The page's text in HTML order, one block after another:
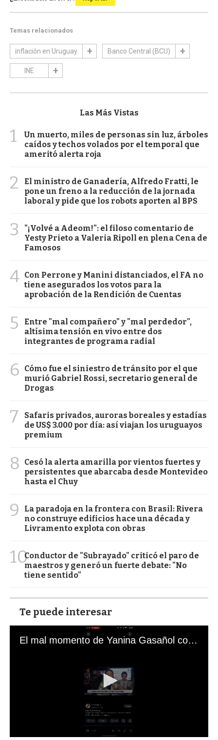
Temas relacionados
inflación en Uruguay Banco Central (BCU)
INE
Las Más Vistas
1
Un muerto, miles de personas sin luz, árboles
caídos y techos volados por el temporal que
ameritó alerta roja
2
El ministro de Ganadería, Alfredo Fratti, le
pone un freno a la reducción de la jornada
laboral y pide que los robots aporten al BPS
3
"¡Volvé a Adeom!": el filoso comentario de
Yesty Prieto a Valeria Ripoll en plena Cena de
Famosos
4 Con Perrone y Manini distanciados, el FA no
tiene asegurados los votos para la
aprobación de la Rendición de Cuentas
5
Entre "mal compañero" y "mal perdedor",
altísima tensión en vivo entre dos
integrantes de programa radial
6
Cómo fue el siniestro de tránsito por el que
murió Gabriel Rossi, secretario general de
Drogas
7
Safaris privados, auroras boreales y estadías
de US$ 3.000 por día: así viajan los uruguayos
premium
8
Cesó la alerta amarilla por vientos fuertes y
persistentes que abarcaba desde Montevideo
hasta el Chuy
9
La paradoja en la frontera con Brasil: Rivera
no construye edificios hace una década y
Livramento explota con obras
10Conductor de "Subrayado" criticó el paro de
maestros y generó un fuerte debate: "No
tiene sentido"
Te puede interesar
El mal momento de Yanina Gasañol con un hincha argentino en "Subrayado"